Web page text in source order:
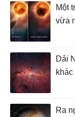
Một
vừa
Dải
Ra